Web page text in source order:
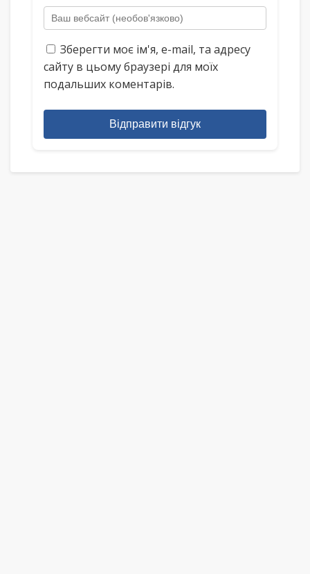
Зберегти моє ім'я, e-mail, та адресу
сайту в цьому браузері для моїх
подальших коментарів.
Відправити відгук